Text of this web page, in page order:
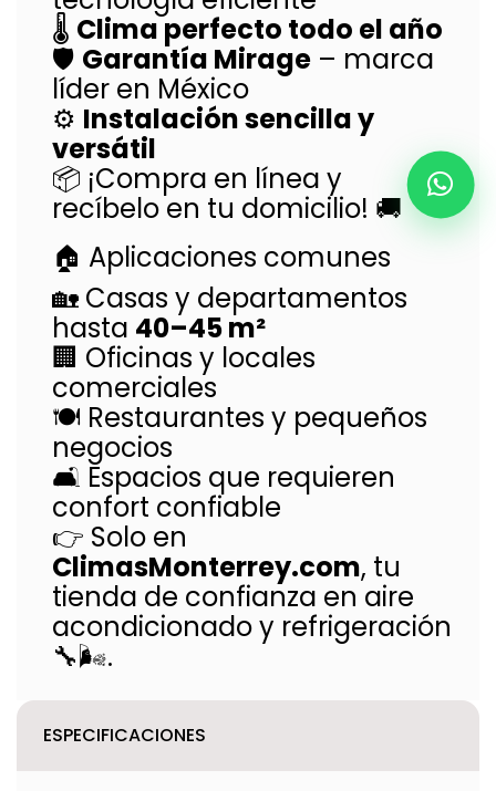
🌡️ Clima perfecto todo el año
🛡️ Garantía Mirage – marca
líder en México
⚙️ Instalación sencilla y
versátil
📦 ¡Compra en línea y
recíbelo en tu domicilio! 🚚
🏠 Aplicaciones comunes
🏡 Casas y departamentos
hasta 40–45 m²
🏢 Oficinas y locales
comerciales
🍽️ Restaurantes y pequeños
negocios
🛋️ Espacios que requieren
confort confiable
👉 Solo en
ClimasMonterrey.com, tu
tienda de confianza en aire
acondicionado y refrigeración
🔧🌬️.
ESPECIFICACIONES